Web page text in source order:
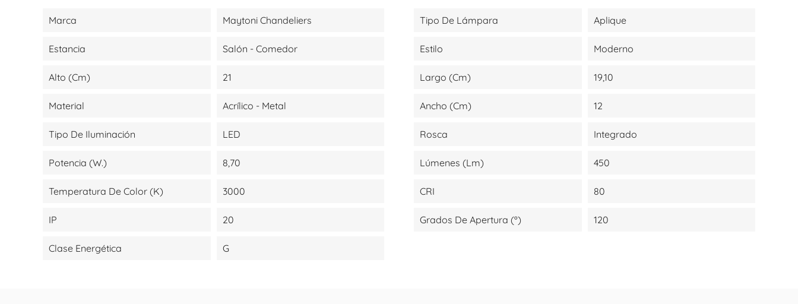
Marca Maytoni Chandeliers Tipo De Lámpara Aplique
Estancia Salón - Comedor Estilo Moderno
Alto (cm) 21 Largo (cm) 19,10
Material Acrílico - Metal Ancho (cm) 12
Tipo De Iluminación LED Rosca Integrado
Potencia (W.) 8,70 Lúmenes (lm) 450
Temperatura De Color (K) 3000 CRI 80
IP 20 Grados De Apertura (º) 120
Clase Energética G